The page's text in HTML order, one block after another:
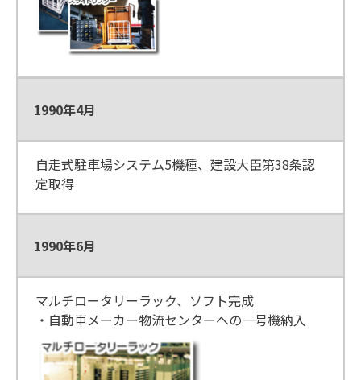
1990年4月
自走式駐車場システム5機種、建設大臣第38条認
定取得
1990年6月
マルチロータリーラック、ソフト完成
・自動車メーカー物流センターへの一号機納入